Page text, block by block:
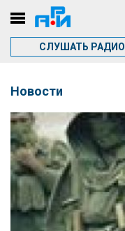
СЛУШАТЬ РАДИО
Новости